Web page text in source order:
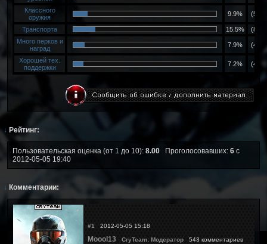
↓ Рейтинг:
Пользовательская оценка (от 1 до 10): 8.00 Проголосовавших: 6 с
2012-05-05 19:40
↓ Комментарии:
#1 2012-05-05 15:18
Moool13 CryTeam: Модератор 543 комментариев